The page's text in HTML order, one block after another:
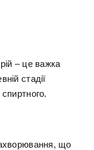
– це важка
стадії
що